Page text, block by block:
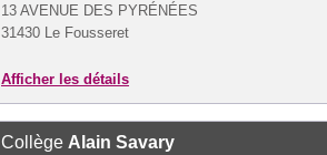
13 AVENUE DES PYRÉNÉES
31430 Le Fousseret
Afficher les détails
Collège Alain Savary